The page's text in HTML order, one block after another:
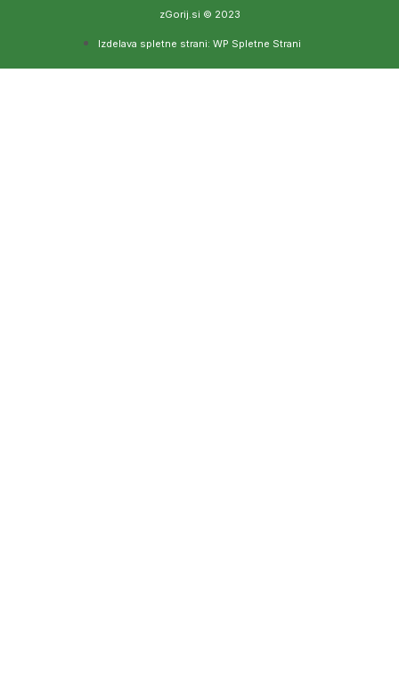
zGorij.si © 2023
Izdelava spletne strani: WP Spletne Strani